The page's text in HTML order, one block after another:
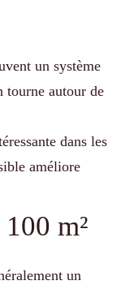
un système
autour de
dans les
améliore
m²
un